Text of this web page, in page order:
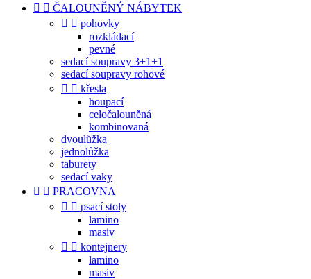
  ČALOUNĚNÝ NÁBYTEK
  pohovky
rozkládací
pevné
sedací soupravy 3+1+1
sedací soupravy rohové
  křesla
houpací
celočalouněná
kombinovaná
dvoulůžka
jednolůžka
taburety
sedací vaky
  PRACOVNA
  psací stoly
lamino
masiv
  kontejnery
lamino
masiv